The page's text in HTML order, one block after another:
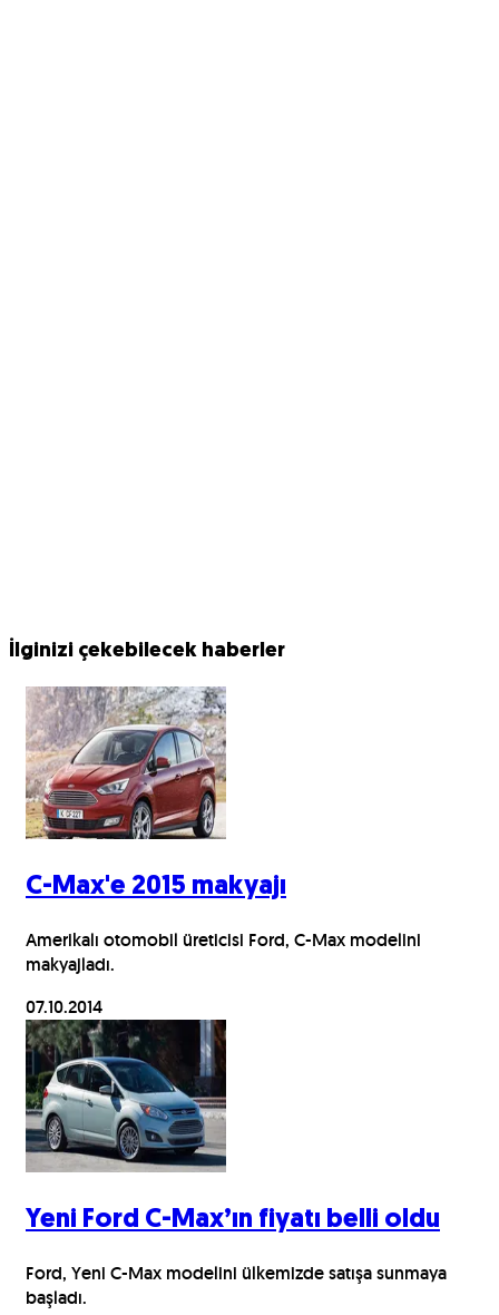
İlginizi çekebilecek haberler
C-Max'e 2015 makyajı
Amerikalı otomobil üreticisi Ford, C-Max modelini
makyajladı.
07.10.2014
Yeni Ford C-Max’ın fiyatı belli oldu
Ford, Yeni C-Max modelini ülkemizde satışa sunmaya
başladı.